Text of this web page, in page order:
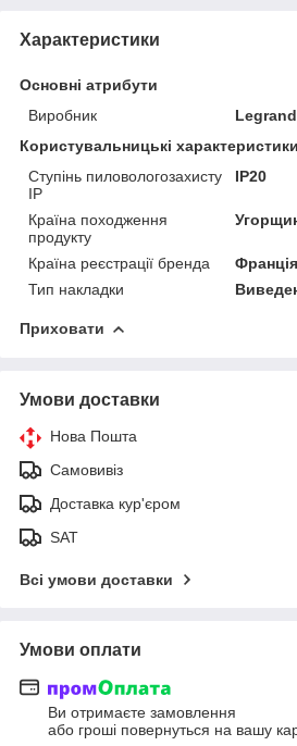
Характеристики
Основні атрибути
Виробник
Legrand
Користувальницькі характеристики
Ступінь пиловологозахисту
IP
IP20
Країна походження
продукту
Країна реєстрації бренда
Франція
Тип накладки
Приховати
Умови доставки
Нова Пошта
Самовивіз
Доставка кур'єром
SAT
Всі умови доставки
Умови оплати
Ви отримаєте замовлення
або гроші повернуться на вашу